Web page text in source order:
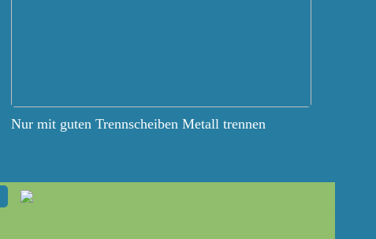
Nur mit guten Trennscheiben Metall trennen